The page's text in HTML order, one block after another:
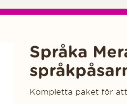
Språka
Kompletta paket för